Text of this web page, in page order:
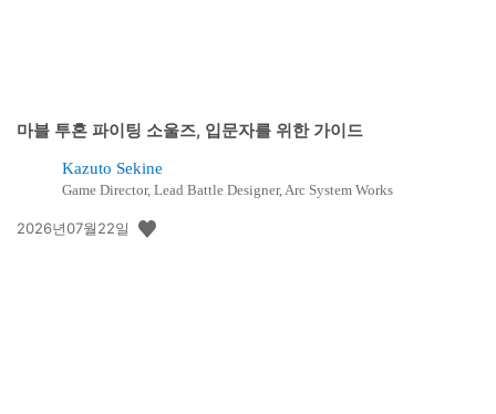
마블 투혼 파이팅 소울즈, 입문자를 위한 가이드
Kazuto Sekine
Game Director, Lead Battle Designer, Arc System Works
공
2026년07월22일